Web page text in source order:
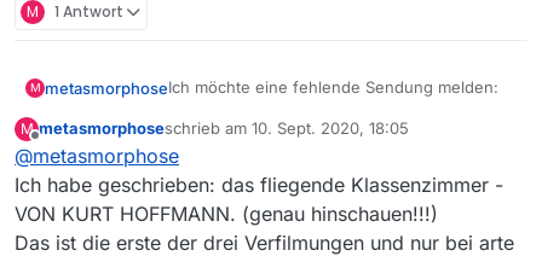
M 1 Antwort
M metasmorphoseIch möchte eine fehlende Sendung melden:
arte
Das fliegende Klassenzimmer von Kurt
Hoffmann
Folge:
M
Offline
metasmorphoseschrieb am 10. Sept. 2020, 18:05
zuletzt editiert von
@metasmorphose
Ich habe geschrieben: das fliegende Klassenzimmer -
VON KURT HOFFMANN. (genau hinschauen!!!)
Das ist die erste der drei Verfilmungen und nur bei arte